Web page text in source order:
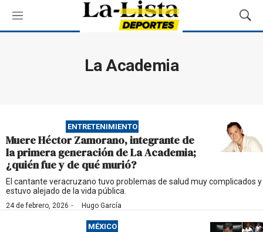
M
e
M
o
s
q
u
d
La Academia
ENTRETENIMIENTO
Muere Héctor Zamorano, integrante de
la primera generación de La Academia;
¿quién fue y de qué murió?
El cantante veracruzano tuvo problemas de salud muy complicados y
estuvo alejado de la vida pública.
24 de febrero, 2026 · Hugo García
MÉXICO